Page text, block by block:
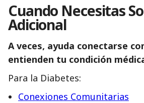
Cuando Necesitas
Adicional
A veces, ayuda conectarse
entienden tu condición
Para la Diabetes:
Conexiones Comunitarias